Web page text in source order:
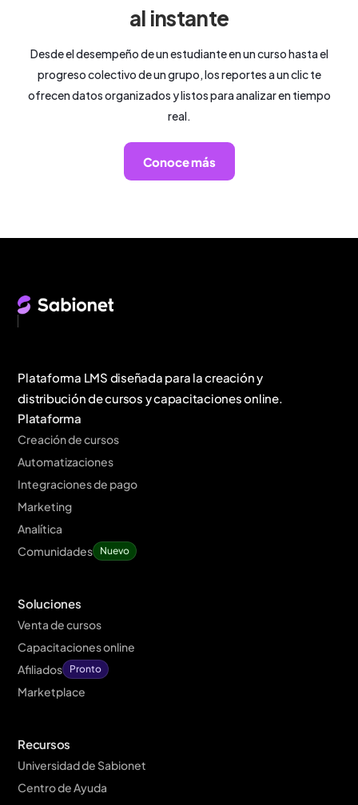
al instante
Desde el desempeño de un estudiante en un curso hasta el
progreso colectivo de un grupo, los reportes a un clic te
ofrecen datos organizados y listos para analizar en tiempo
real.
Conoce más
Plataforma LMS diseñada para la creación y
distribución de cursos y capacitaciones online.
Plataforma
Creación de cursos
Automatizaciones
Integraciones de pago
Marketing
Analítica
Comunidades
Nuevo
Soluciones
Venta de cursos
Capacitaciones online
Afiliados
Pronto
Marketplace
Recursos
Universidad de Sabionet
Centro de Ayuda